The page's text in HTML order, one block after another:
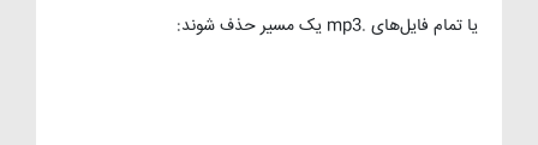
یا تمام فایل‌های .mp3 یک مسیر حذف شوند: